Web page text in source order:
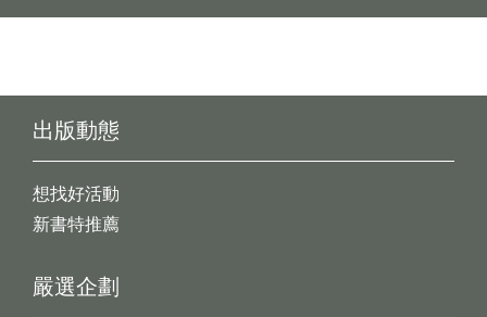
出版動態
想找好活動
新書特推薦
嚴選企劃